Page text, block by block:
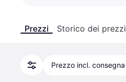
Prezzi Storico dei prezzi
Prezzo incl. consegna